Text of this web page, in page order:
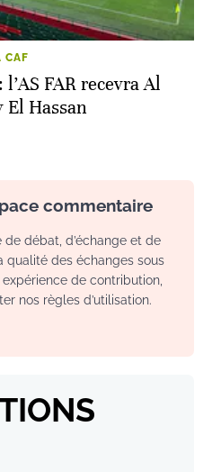
CAF
FAR recevra Al
El Hassan
commentaire
de débat, d’échange et de
qualité des échanges sous
de contribution,
nos règles d’utilisation.